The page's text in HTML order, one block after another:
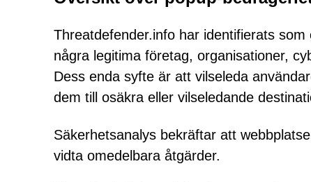
Threatdefender.info har identifierats som
några legitima företag, organisationer,
Dess enda syfte är att vilseleda
dem till osäkra eller vilseledande
Säkerhetsanalys bekräftar att
vidta omedelbara åtgärder.